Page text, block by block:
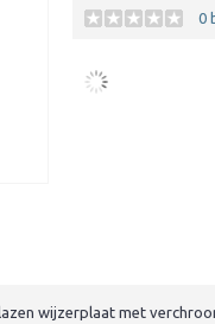
0
wijzerplaat met